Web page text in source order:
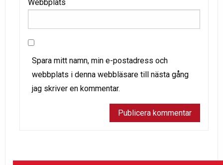
Webbplats
Spara mitt namn, min e-postadress och
webbplats i denna webbläsare till nästa gång
jag skriver en kommentar.